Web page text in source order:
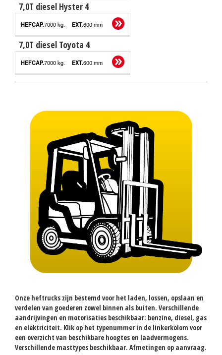
7,0T diesel Hyster 4
7000 kg. 600 mm
7,0T diesel Toyota 4
7000 kg. 600 mm
Onze heftrucks zijn bestemd voor het laden, lossen, opslaan en
verdelen van goederen zowel binnen als buiten. Verschillende
aandrijvingen en motorisaties beschikbaar: benzine, diesel, gas
en elektriciteit. Klik op het typenummer in de linkerkolom voor
een overzicht van beschikbare hoogtes en laadvermogens.
Verschillende masttypes beschikbaar. Afmetingen op aanvraag.